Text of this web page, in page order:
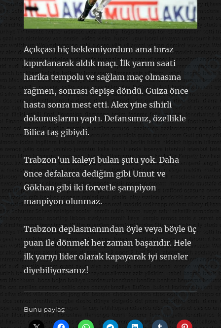
Açıkçası hiç beklemiyordum ama bıraz
kıpırdanarak aldık maçı. İlk yarım saati
harika tempolu ve sağlam maç olmasına
rağmen, sonrası depişe döndü. Guiza önce
hasta sonra mest etti. Alex yine sihirli
dokunuşlarını yaptı. Defansımız, özellikle
Bilica taş gibiydi.
Trabzon’un kaleyi bulan şutu yok. Daha
önce defalarca dediğim gibi Umut ve
Gökhan gibi iki forvetle şampiyon
manpiyon olunmaz.
Trabzon deplasmanından öyle veya böyle üç
puan ile dönmek her zaman başarıdır. Hele
ilk yarıyı lider olarak kapayarak iyi seneler
diyebiliyorsanız!
Bunu paylaş: